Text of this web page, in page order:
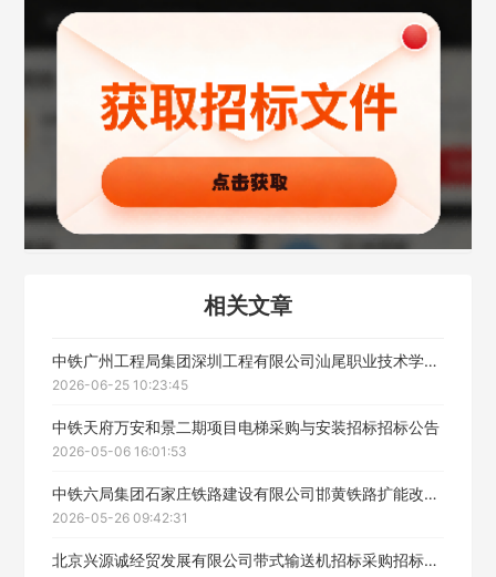
相关文章
中铁广州工程局集团深圳工程有限公司汕尾职业技术学院扩建项目（新校区）项目经理部电梯公开招标招标公告
2026-06-25 10:23:45
中铁天府万安和景二期项目电梯采购与安装招标招标公告
2026-05-06 16:01:53
中铁六局集团石家庄铁路建设有限公司邯黄铁路扩能改造工程渤海西站至渤海新区站间增建二线项目工程施工1标段架梁机械租赁招标
2026-05-26 09:42:31
北京兴源诚经贸发展有限公司带式输送机招标采购招标公告